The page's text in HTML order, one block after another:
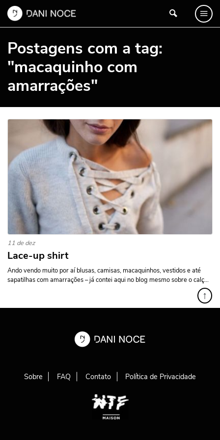
Postagens com a tag:
"macaquinho com
amarrações"
11 de dez
Lace-up shirt
Ando vendo muito por aí blusas, camisas, macaquinhos, vestidos e até
sapatilhas com amarrações – já contei aqui no blog mesmo sobre o calç...
↑
Sobre FAQ Contato Política de Privacidade